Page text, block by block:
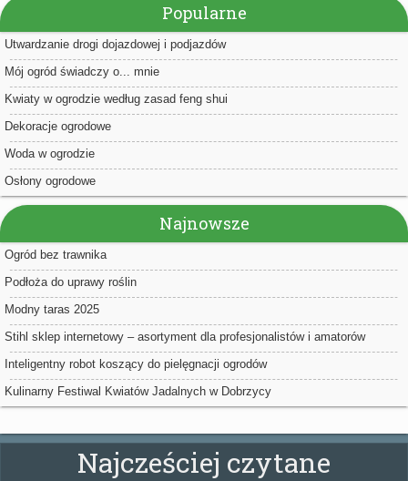
Popularne
Utwardzanie drogi dojazdowej i podjazdów
Mój ogród świadczy o... mnie
Kwiaty w ogrodzie według zasad feng shui
Dekoracje ogrodowe
Woda w ogrodzie
Osłony ogrodowe
Najnowsze
Ogród bez trawnika
Podłoża do uprawy roślin
Modny taras 2025
Stihl sklep internetowy – asortyment dla profesjonalistów i amatorów
Inteligentny robot koszący do pielęgnacji ogrodów
Kulinarny Festiwal Kwiatów Jadalnych w Dobrzycy
Najcześciej czytane